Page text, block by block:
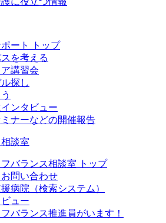
ート トップ
を考える
講習会
探し
ンタビュー
ナーなどの開催報告
談室
バランス相談室 トップ
問い合わせ
病院（検索システム）
ュー
バランス推進員がいます！